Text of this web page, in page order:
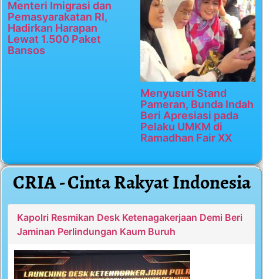
Menteri Imigrasi dan
Pemasyarakatan RI,
Hadirkan Harapan
Lewat 1.500 Paket
Bansos
Menyusuri Stand
Pameran, Bunda Indah
Beri Apresiasi pada
Pelaku UMKM di
Ramadhan Fair XX
CRIA - Cinta Rakyat Indonesia
Kapolri Resmikan Desk Ketenagakerjaan Demi Beri
Jaminan Perlindungan Kaum Buruh